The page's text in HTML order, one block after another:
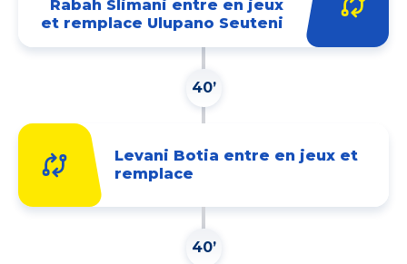
Rabah Slimani entre en jeux
et remplace Ulupano Seuteni
Levani Botia entre en jeux et
remplace
40’
40’